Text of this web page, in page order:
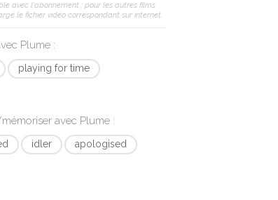
avec l'abonnement ; pour les autres films
le fichier vidéo correspondant sur internet.
Plume :
playing for time
avec Plume :
idler
apologised